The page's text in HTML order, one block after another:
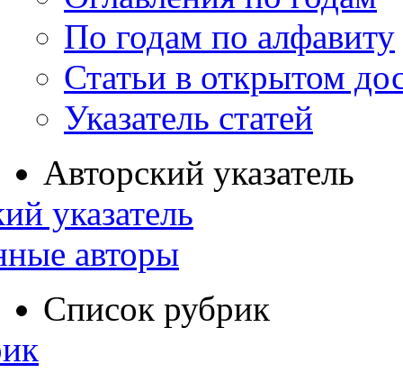
По годам по алфавиту
Статьи в открытом
Указатель статей
Авторский указатель
указатель
авторы
Список рубрик